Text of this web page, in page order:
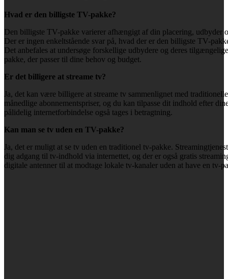
Hvad er den billigste TV-pakke?
Den billigste TV-pakke varierer afhængigt af din placering, udbyder
Der er ingen enkeltstående svar på, hvad der er den billigste TV-
Det anbefales at undersøge forskellige udbydere og deres
pakke, der passer til dine behov og budget.
Er det billigere at streame tv?
Ja, det kan være billigere at streame tv sammenlignet med
månedlige abonnementspriser, og du kan tilpasse dit indhold efter
pålidelig internetforbindelse også tages i betragtning.
Kan man se tv uden en TV-pakke?
Ja, det er muligt at se tv uden en traditionel tv-pakke.
dig adgang til tv-indhold via internettet, og der er også gratis
digitale antenner til at modtage lokale tv-kanaler uden at have en tv-